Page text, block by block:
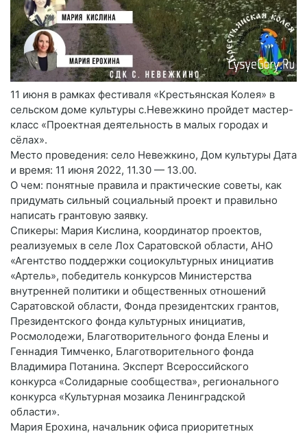
11 июня в рамках фестиваля «Крестьянская Колея» в
сельском доме культуры с.Невежкино пройдет мастер-
класс «Проектная деятельность в малых городах и
сёлах».
Место проведения: село Невежкино, Дом культуры Дата
и время: 11 июня 2022, 11.30 — 13.00.
О чем: понятные правила и практические советы, как
придумать сильный социальный проект и правильно
написать грантовую заявку.
Спикеры: Мария Кислина, координатор проектов,
реализуемых в селе Лох Саратовской области, АНО
«Агентство поддержки социокультурных инициатив
«Артель», победитель конкурсов Министерства
внутренней политики и общественных отношений
Саратовской области, Фонда президентских грантов,
Президентского фонда культурных инициатив,
Росмолодежи, Благотворительного фонда Елены и
Геннадия Тимченко, Благотворительного фонда
Владимира Потанина. Эксперт Всероссийского
конкурса «Солидарные сообщества», регионального
конкурса «Культурная мозаика Ленинградской
области».
Мария Ерохина, начальник офиса приоритетных